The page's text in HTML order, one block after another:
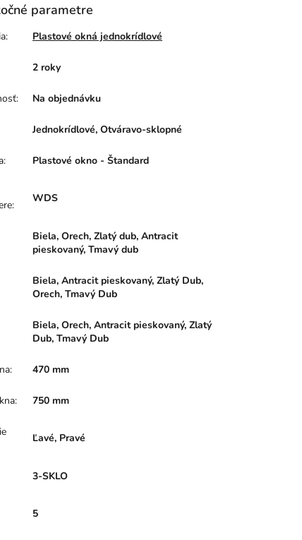
parametre
: Plastové okná jednokrídlové
2 roky
: Na objednávku
Jednokrídlové, Otváravo-sklopné
: Plastové okno - Štandard
:
WDS
Biela, Orech, Zlatý dub, Antracit
pieskovaný, Tmavý dub
Biela, Antracit pieskovaný, Zlatý Dub,
Orech, Tmavý Dub
Biela, Orech, Antracit pieskovaný, Zlatý
Dub, Tmavý Dub
: 470 mm
: 750 mm
Ľavé, Pravé
3-SKLO
5